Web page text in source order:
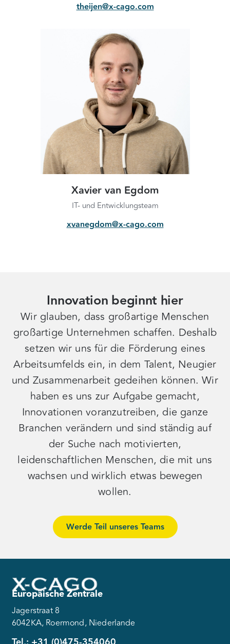
theijen@x-cago.com
Xavier van Egdom
IT- und Entwicklungsteam
xvanegdom@x-cago.com
Innovation beginnt hier
Wir glauben, dass großartige Menschen
großartige Unternehmen schaffen. Deshalb
setzen wir uns für die Förderung eines
Arbeitsumfelds ein, in dem Talent, Neugier
und Zusammenarbeit gedeihen können. Wir
haben es uns zur Aufgabe gemacht,
Innovationen voranzutreiben, die ganze
Branchen verändern und sind ständig auf
der Suche nach motivierten,
leidenschaftlichen Menschen, die mit uns
wachsen und wirklich etwas bewegen
wollen.
Werde Teil unseres Teams
Europäische Zentrale
Jagerstraat 8
6042KA, Roermond, Niederlande